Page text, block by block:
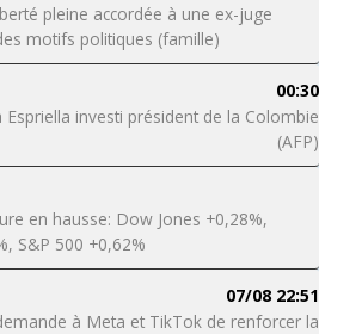
pleine accordée à une ex-juge
motifs politiques (famille)
00:30
investi président de la Colombie
(AFP)
en hausse: Dow Jones +0,28%,
S&P 500 +0,62%
07/08 22:51
à Meta et TikTok de renforcer la